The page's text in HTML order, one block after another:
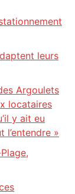
leurs
Argoulets
locataires
y ait eu
l’entendre »